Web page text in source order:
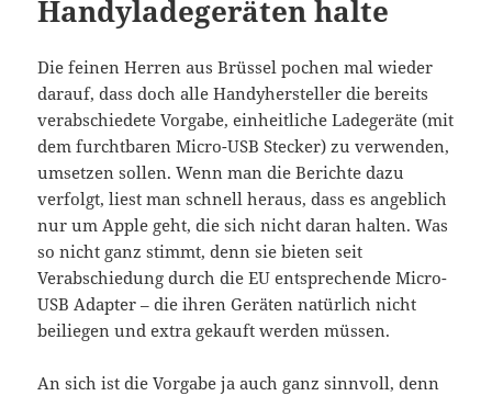
Handyladegeräten halte
Die feinen Herren aus Brüssel pochen mal wieder
darauf, dass doch alle Handyhersteller die bereits
verabschiedete Vorgabe, einheitliche Ladegeräte (mit
dem furchtbaren Micro-USB Stecker) zu verwenden,
umsetzen sollen. Wenn man die Berichte dazu
verfolgt, liest man schnell heraus, dass es angeblich
nur um Apple geht, die sich nicht daran halten. Was
so nicht ganz stimmt, denn sie bieten seit
Verabschiedung durch die EU entsprechende Micro-
USB Adapter – die ihren Geräten natürlich nicht
beiliegen und extra gekauft werden müssen.
An sich ist die Vorgabe ja auch ganz sinnvoll, denn